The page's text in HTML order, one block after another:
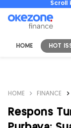
Scroll
HOME HOT
HOME FINANCE
Respons